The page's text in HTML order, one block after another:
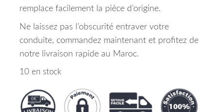
remplace facilement la pièce d’origine.
Ne laissez pas l’obscurité entraver votre
conduite, commandez maintenant et profitez de
notre livraison rapide au Maroc.
10 en stock